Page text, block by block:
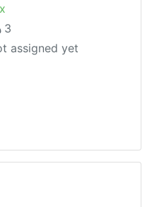
3
assigned yet